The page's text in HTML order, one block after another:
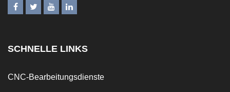
SCHNELLE LINKS
CNC-Bearbeitungsdienste